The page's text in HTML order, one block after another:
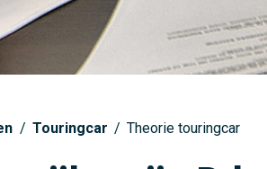
voertuigen tot
Vaarbewijs 1
voertuigen tot
Heftruck
EHBO
Permanente
Code 95 in
/ Touringcar / Theorie touringcar